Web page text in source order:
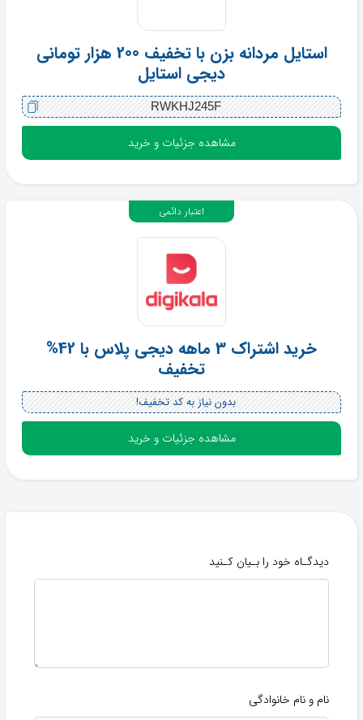
استایل مردانه بزن با تخفیف 200 هزار تومانی
دیجی استایل
RWKHJ245F
مشاهده جزئیات و خرید
خرید اشتراک 3 ماهه دیجی پلاس با 42%
تخفیف
بدون نیاز به کد تخفیف!
مشاهده جزئیات و خرید
اعتبار دائمی
دیدگـاه خود را بـیان کـنید
نام و نام خانوادگی